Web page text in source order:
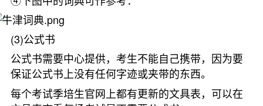
(3)公式书
公式书需要中心提供，考生不能自己携带，因为要
保证公式书上没有任何字迹或夹带的东西。
每个考试季培生官网上都有更新的文具表，可以在